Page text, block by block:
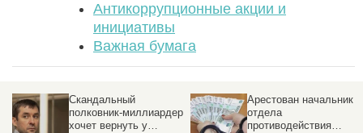
Антикоррупционные акции и
инициативы
Важная бумага
Арестован начальник
отдела
противодействия
Навальный из колонии
предложил свой план
борьбы с коррупцией